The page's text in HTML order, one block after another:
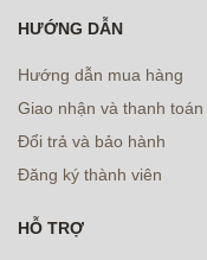
HƯỚNG DẪN
Hướng dẫn mua hàng
Giao nhận và thanh toán
Đổi trả và bảo hành
Đăng ký thành viên
HỖ TRỢ